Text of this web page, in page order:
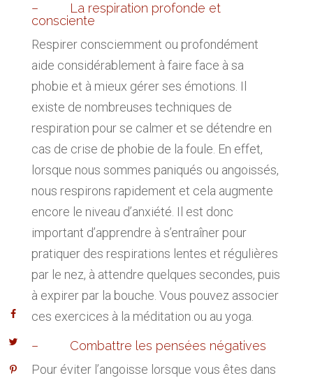
– La respiration profonde et
consciente
Respirer consciemment ou profondément
aide considérablement à faire face à sa
phobie et à mieux gérer ses émotions. Il
existe de nombreuses techniques de
respiration pour se calmer et se détendre en
cas de crise de phobie de la foule. En effet,
lorsque nous sommes paniqués ou angoissés,
nous respirons rapidement et cela augmente
encore le niveau d’anxiété. Il est donc
important d’apprendre à s’entraîner pour
pratiquer des respirations lentes et régulières
par le nez, à attendre quelques secondes, puis
à expirer par la bouche. Vous pouvez associer
ces exercices à la méditation ou au yoga.
– Combattre les pensées négatives
Pour éviter l’angoisse lorsque vous êtes dans